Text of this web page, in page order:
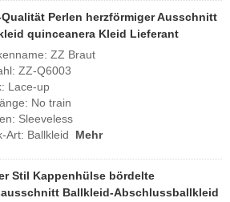
Perlen herzförmiger Ausschnitt
quinceanera Kleid Lieferant
ZZ Braut
ZZ-Q6003
Lace-up
No train
Sleeveless
Art: Ballkleid Mehr
Stil Kappenhülse bördelte
Ballkleid-Abschlussballkleid